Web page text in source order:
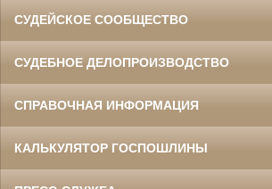
СУДЕЙСКОЕ СООБЩЕСТВО
СУДЕБНОЕ ДЕЛОПРОИЗВОДСТВО
СПРАВОЧНАЯ ИНФОРМАЦИЯ
КАЛЬКУЛЯТОР ГОСПОШЛИНЫ